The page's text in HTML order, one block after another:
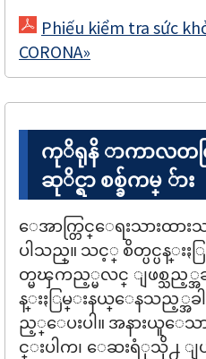
Phiếu kiểm tra sức
CORONA»
ကုိရုနိ ာကာလတ
ဆုိင္ရာ စစ္ခ်ကမ္ ်ား
ေအာက္တြင္ေရးသားထာ
ပါသည္။ သင့္ စိတ္ပင္ပန္း
တ္မၾကည့္မလင္ ျဖစ္သည့္အခါ၊
န္းႏြမ္းနယ္ေနသည့္အခါ
ည့္ေပးပါ။ အနားယူေသ
င္းပါက၊ ေဆးရံုသို႕ ျပသ